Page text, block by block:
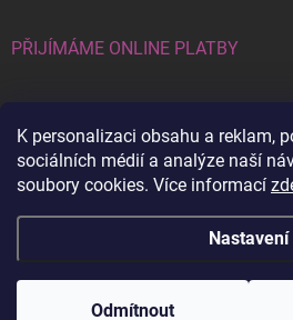
K personalizaci obsahu a reklam,
sociálních médií a analýze naší
soubory cookies. Více informací
Nastavení
Odmítnout
PŘIJÍMÁME ONLINE PLATBY
Stav objednávky a
Copyright 2026RealMerch.store.